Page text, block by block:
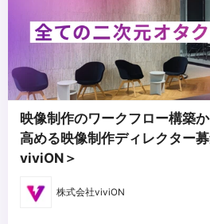
映像制作のワークフロー構築
高める映像制作ディレクター
viviON＞
株式会社viviON